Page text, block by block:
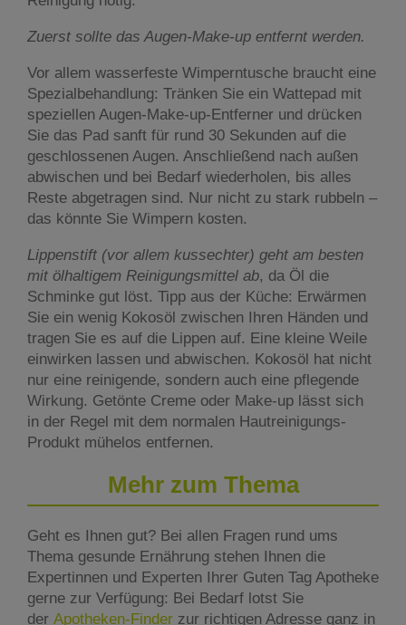
Zuerst sollte das Augen-Make-up entfernt werden.
Vor allem wasserfeste Wimperntusche braucht eine
Spezialbehandlung: Tränken Sie ein Wattepad mit
speziellen Augen-Make-up-Entferner und drücken
Sie das Pad sanft für rund 30 Sekunden auf die
geschlossenen Augen. Anschließend nach außen
abwischen und bei Bedarf wiederholen, bis alles
Reste abgetragen sind. Nur nicht zu stark rubbeln –
das könnte Sie Wimpern kosten.
Lippenstift (vor allem kussechter) geht am besten
mit ölhaltigem Reinigungsmittel ab, da Öl die
Schminke gut löst. Tipp aus der Küche: Erwärmen
Sie ein wenig Kokosöl zwischen Ihren Händen und
tragen Sie es auf die Lippen auf. Eine kleine Weile
einwirken lassen und abwischen. Kokosöl hat nicht
nur eine reinigende, sondern auch eine pflegende
Wirkung. Getönte Creme oder Make-up lässt sich
in der Regel mit dem normalen Hautreinigungs-
Produkt mühelos entfernen.
Mehr zum Thema
Geht es Ihnen gut? Bei allen Fragen rund ums
Thema gesunde Ernährung stehen Ihnen die
Expertinnen und Experten Ihrer Guten Tag Apotheke
gerne zur Verfügung: Bei Bedarf lotst Sie
der Apotheken-Finder zur richtigen Adresse ganz in